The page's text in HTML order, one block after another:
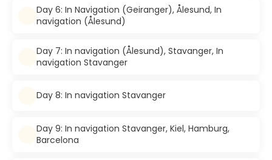
Day 6: In Navigation (Geiranger), Ålesund, In
navigation (Ålesund)
Day 7: In navigation (Ålesund), Stavanger, In
navigation Stavanger
Day 8: In navigation Stavanger
Day 9: In navigation Stavanger, Kiel, Hamburg,
Barcelona